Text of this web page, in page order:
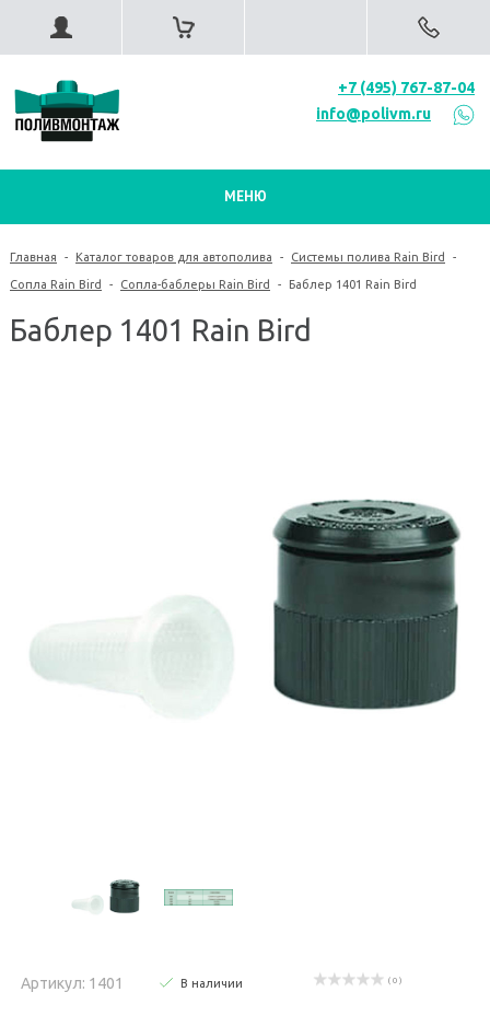
+7 (495) 767-87-04
info@polivm.ru
МЕНЮ
Главная - Каталог товаров для автополива - Системы полива Rain Bird -
Сопла Rain Bird - Сопла-баблеры Rain Bird - Баблер 1401 Rain Bird
Баблер 1401 Rain Bird
Артикул: 1401 В наличии ( 0 )